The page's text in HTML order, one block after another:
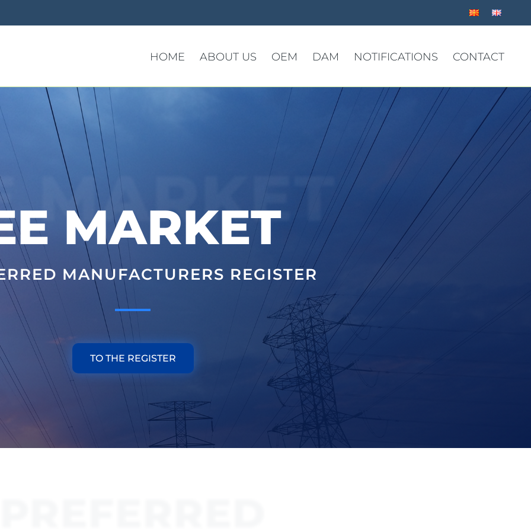
HOME ABOUT US OEM DAM NOTIFICATIONS CONTACT
MARKET
MARKET
MANUFACTURERS REGISTER
TO THE REGISTER